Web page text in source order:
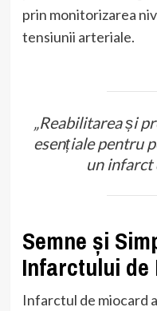
prin monitorizarea
tensiunii arteriale.
„Reabilitarea și
esențiale pentru
un infarct
Semne și
Infarctului de
Infarctul de miocard